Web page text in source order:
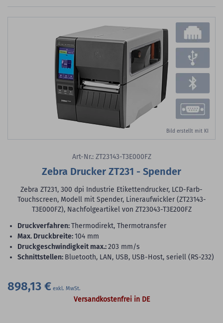
Bild erstellt mit KI
Art-Nr.: ZT23143-T3E000FZ
Zebra Drucker ZT231 - Spender
Zebra ZT231, 300 dpi Industrie Etikettendrucker, LCD-Farb-
Touchscreen, Modell mit Spender, Lineraufwickler (ZT23143-
T3E000FZ), Nachfolgeartikel von ZT23043-T3E200FZ
Druckverfahren:Thermodirekt, Thermotransfer
max. Druckbreite:104 mm
Druckgeschwindigkeit max.:203 mm/s
Schnittstellen: Bluetooth, LAN, USB, USB-Host, seriell (RS-232)
898,13 €
Versandkostenfrei in DE